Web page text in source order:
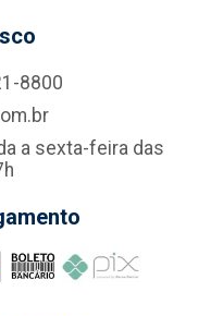
8800
a sexta-feira das